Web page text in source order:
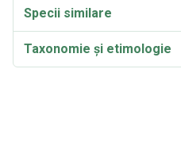
Specii similare
Taxonomie și etimologie